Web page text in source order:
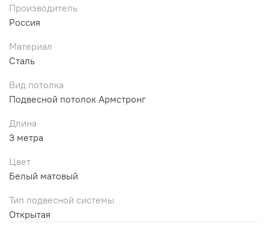
Производитель
Россия
Материал
Сталь
Вид потолка
Подвесной потолок Армстронг
Длина
3 метра
Цвет
Белый матовый
Тип подвесной системы
Открытая